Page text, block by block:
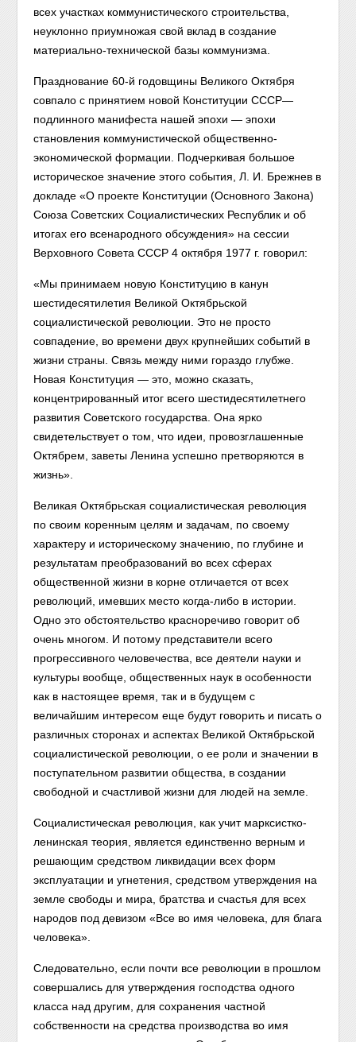
всех участках коммунистического строительства,
неуклонно приумножая свой вклад в создание
материально-технической базы коммунизма.
Празднование 60-й годовщины Великого Октября
совпало с принятием новой Конституции СССР—
подлинного манифеста нашей эпохи — эпохи
становления коммунистической общественно-
экономической формации. Подчеркивая большое
историческое значение этого события, Л. И. Брежнев в
докладе «О проекте Конституции (Основного Закона)
Союза Советских Социалистических Республик и об
итогах его всенародного обсуждения» на сессии
Верховного Совета СССР 4 октября 1977 г. говорил:
«Мы принимаем новую Конституцию в канун
шестидесятилетия Великой Октябрьской
социалистической революции. Это не просто
совпадение, во времени двух крупнейших событий в
жизни страны. Связь между ними гораздо глубже.
Новая Конституция — это, можно сказать,
концентрированный итог всего шестидесятилетнего
развития Советского государства. Она ярко
свидетельствует о том, что идеи, провозглашенные
Октябрем, заветы Ленина успешно претворяются в
жизнь».
Великая Октябрьская социалистическая революция
по своим коренным целям и задачам, по своему
характеру и историческому значению, по глубине и
результатам преобразований во всех сферах
общественной жизни в корне отличается от всех
революций, имевших место когда-либо в истории.
Одно это обстоятельство красноречиво говорит об
очень многом. И потому представители всего
прогрессивного человечества, все деятели науки и
культуры вообще, общественных наук в особенности
как в настоящее время, так и в будущем с
величайшим интересом еще будут говорить и писать о
различных сторонах и аспектах Великой Октябрьской
социалистической революции, о ее роли и значении в
поступательном развитии общества, в создании
свободной и счастливой жизни для людей на земле.
Социалистическая революция, как учит марксистко-
ленинская теория, является единственно верным и
решающим средством ликвидации всех форм
эксплуатации и угнетения, средством утверждения на
земле свободы и мира, братства и счастья для всех
народов под девизом «Все во имя человека, для блага
человека».
Следовательно, если почти все революции в прошлом
совершались для утверждения господства одного
класса над другим, для сохранения частной
собственности на средства производства во имя